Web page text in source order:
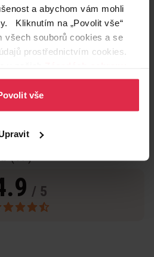
a abychom vám mohli
Kliknutím na „Povolit vše“
všech souborů cookies a se
prostřednictvím cookies.
vše
(17)
/ 5